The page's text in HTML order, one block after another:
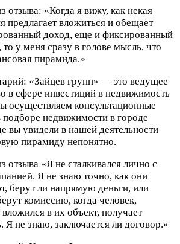
отзыва: «Когда я вижу, как некая
предлагает вложиться и обещает
доход, еще и фиксированный
то у меня сразу в голове мысль, что
пирамида.»
«Зайцев групп» — это ведущее
в сфере инвестиций в недвижимость
осуществляем консультационные
подборе недвижимости в городе
вы увидели в нашей деятельности
пирамиду непонятно.
отзыва «Я не сталкивался лично с
Я не знаю точно, как они
берут ли напрямую деньги, или
комиссию, когда человек,
в их объект, получает
Я не знаю, заключается ли договор.»